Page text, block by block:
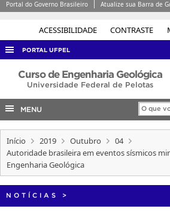
ACESSIBILIDADE CONTRASTE
Portal do Governo Brasileiro Atualize sua Barra de
PORTAL UFPEL
ACESSO À INFORMAÇÃO
COBALTO
CONCURSOS
EDITAIS
OUVIDORIA
Curso de Engenharia Geológica
Universidade Federal de Pelotas
MENU
Início 2019 Outubro
04
Autoridade brasileira em eventos sísmicos
Engenharia Geológica
NOTÍCIAS >